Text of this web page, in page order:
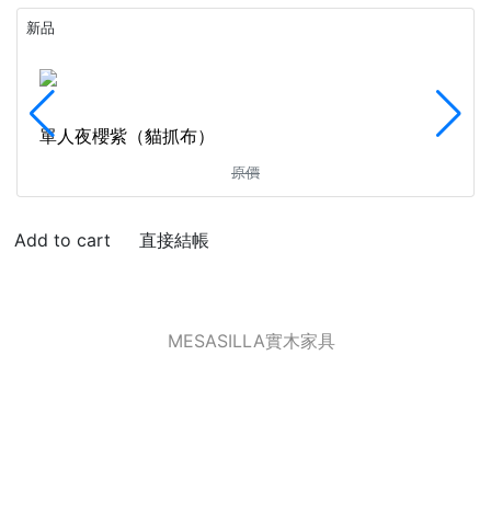
新品
單人夜櫻紫（貓抓布）
原價
直接結帳
MESASILLA實木家具